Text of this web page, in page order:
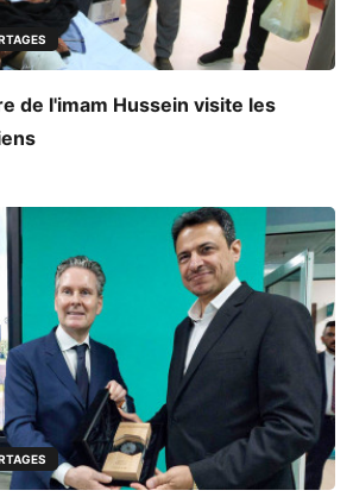
de l'imam Hussein visite les